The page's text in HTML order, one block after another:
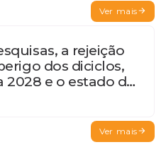
Ver mais
a rejeição
dos diciclos,
2028 e o estado de
Ver mais